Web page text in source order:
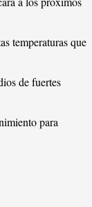
temperaturas que
de fuertes
para